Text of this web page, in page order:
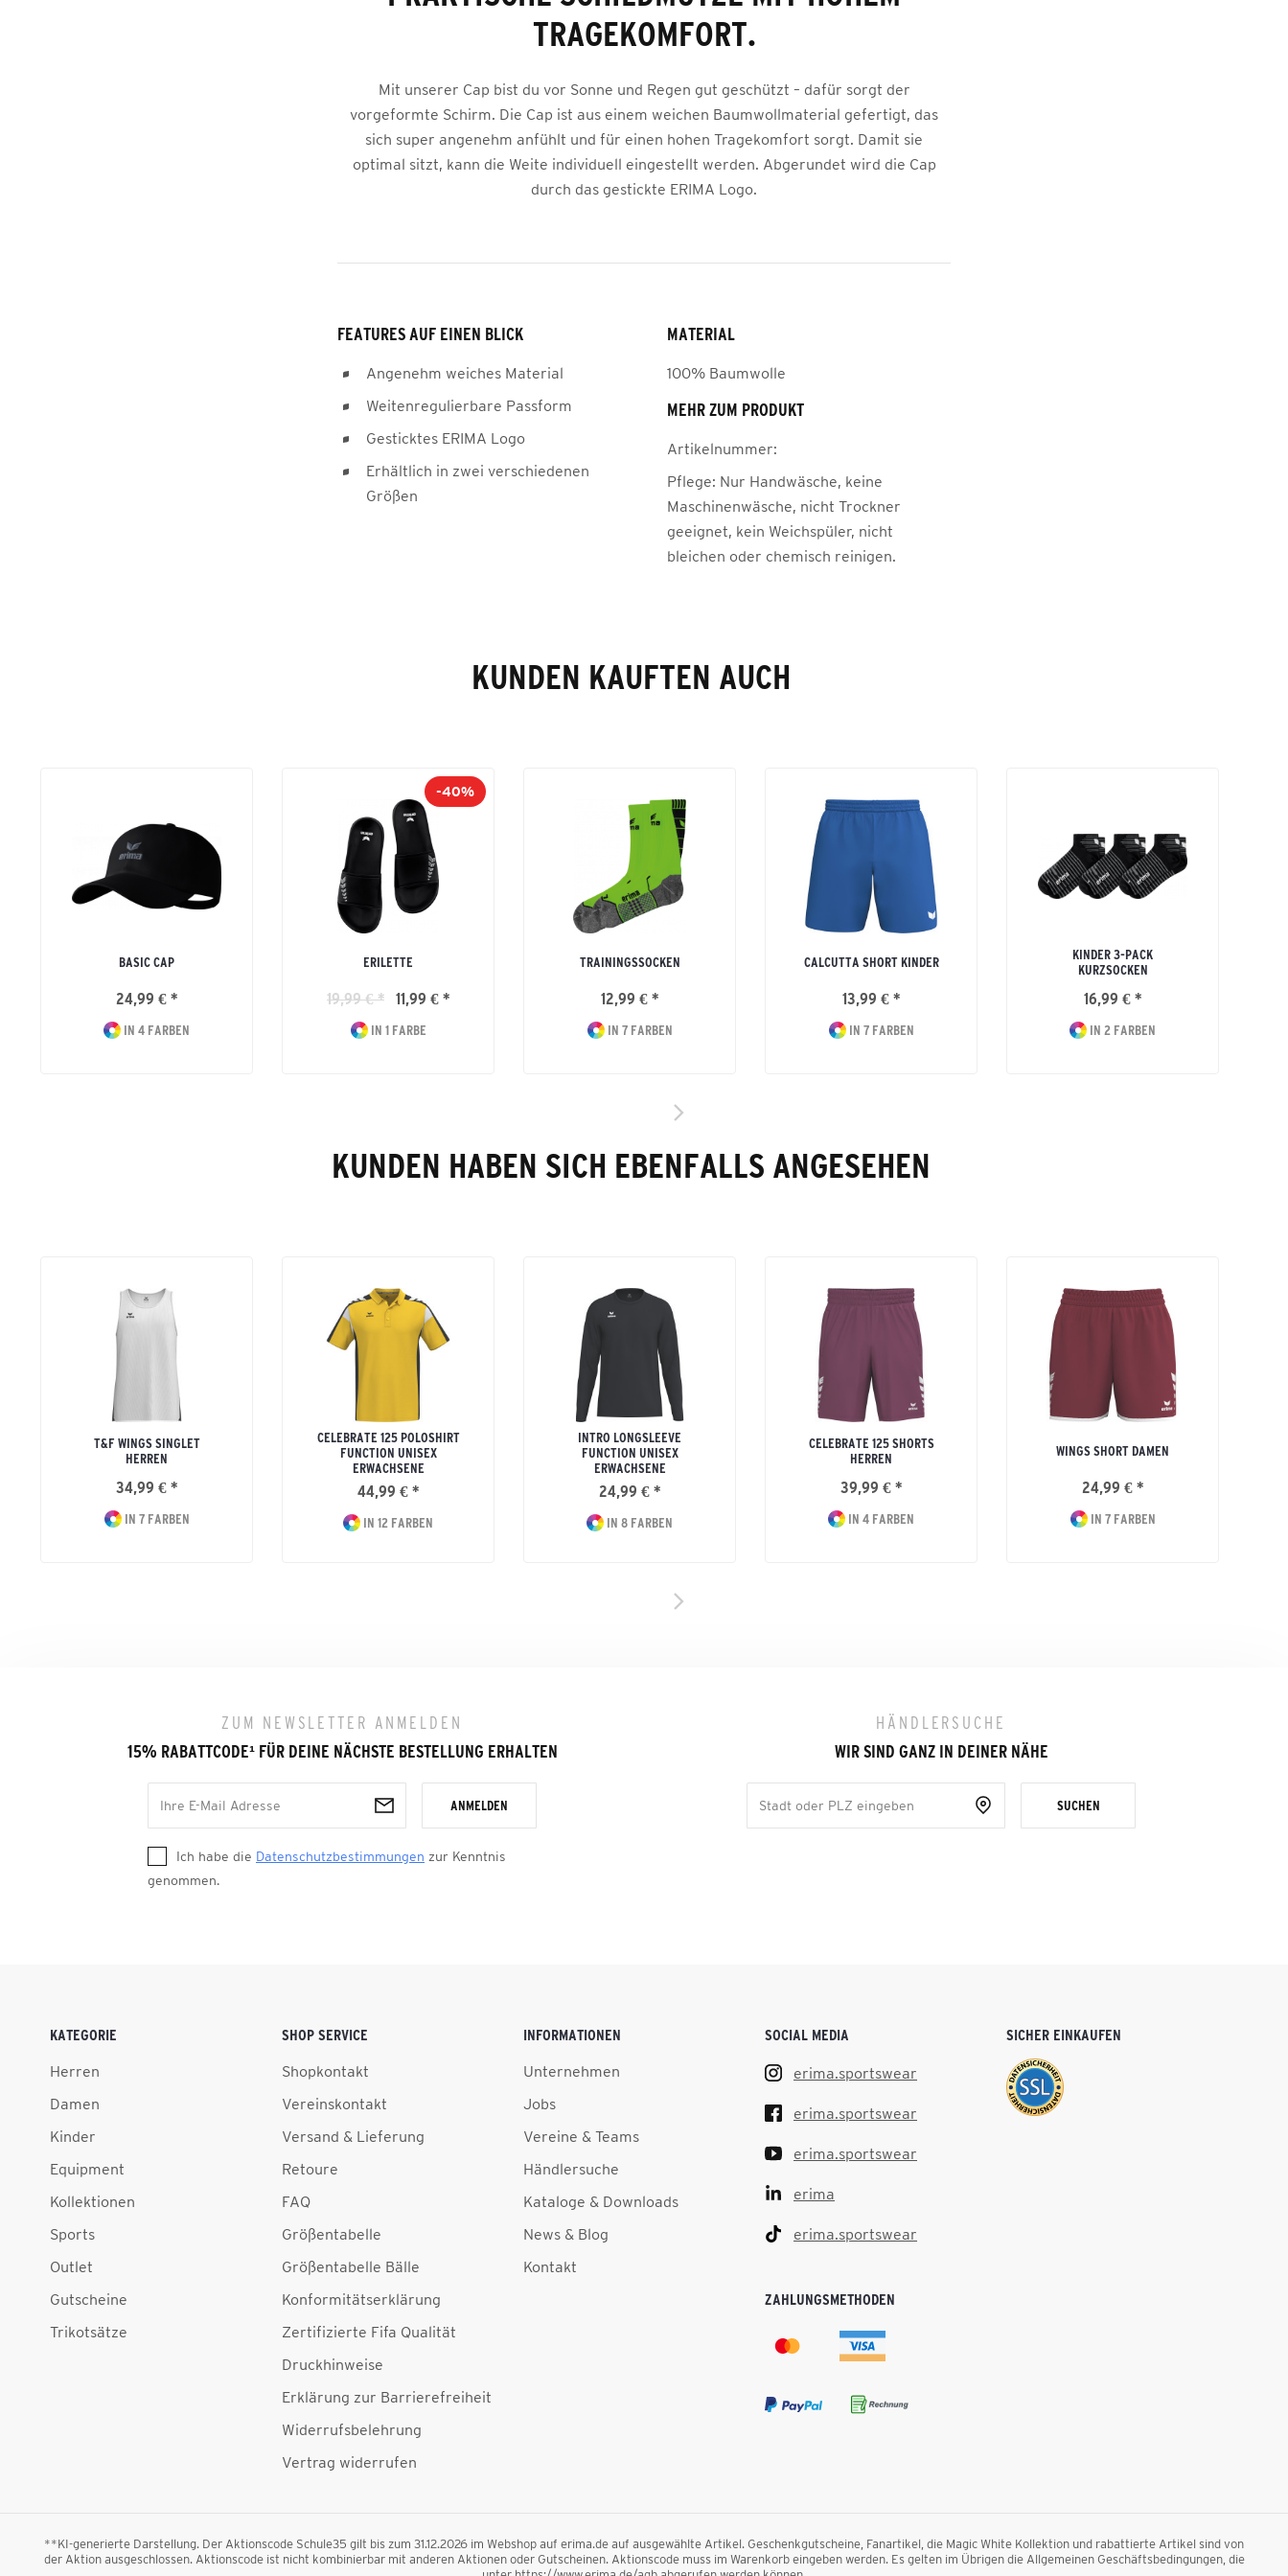
TRAGEKOMFORT.
Mit unserer Cap bist du vor Sonne und Regen gut geschützt – dafür sorgt der
vorgeformte Schirm. Die Cap ist aus einem weichen Baumwollmaterial gefertigt, das
sich super angenehm anfühlt und für einen hohen Tragekomfort sorgt. Damit sie
optimal sitzt, kann die Weite individuell eingestellt werden. Abgerundet wird die Cap
durch das gestickte ERIMA Logo.
FEATURES AUF EINEN BLICK
Angenehm weiches Material
Weitenregulierbare Passform
Gesticktes ERIMA Logo
Erhältlich in zwei verschiedenen
Größen
MATERIAL
100% Baumwolle
MEHR ZUM PRODUKT
Artikelnummer:
Pflege: Nur Handwäsche, keine
Maschinenwäsche, nicht Trockner
geeignet, kein Weichspüler, nicht
bleichen oder chemisch reinigen.
KUNDEN KAUFTEN AUCH
BASIC CAP
24,99 € *
IN 4 FARBEN
-40%
ERILETTE
19,99 € * 11,99 € *
IN 1 FARBE
TRAININGSSOCKEN
12,99 € *
IN 7 FARBEN
CALCUTTA SHORT KINDER
13,99 € *
IN 7 FARBEN
KINDER 3-PACK
KURZSOCKEN
16,99 € *
IN 2 FARBEN
KUNDEN HABEN SICH EBENFALLS ANGESEHEN
T&F WINGS SINGLET
HERREN
34,99 € *
IN 7 FARBEN
CELEBRATE 125 POLOSHIRT
FUNCTION UNISEX
ERWACHSENE
44,99 € *
IN 12 FARBEN
INTRO LONGSLEEVE
FUNCTION UNISEX
ERWACHSENE
24,99 € *
IN 8 FARBEN
CELEBRATE 125 SHORTS
HERREN
39,99 € *
IN 4 FARBEN
WINGS SHORT DAMEN
24,99 € *
IN 7 FARBEN
ZUM NEWSLETTER ANMELDEN
15% RABATTCODE¹FÜR DEINE NÄCHSTE BESTELLUNG ERHALTEN
ANMELDEN
Ich habe die Datenschutzbestimmungen zur Kenntnis
genommen.
HÄNDLERSUCHE
WIR SIND GANZ IN DEINER NÄHE
SUCHEN
KATEGORIE
Herren
Damen
Kinder
Equipment
Kollektionen
Sports
Outlet
Gutscheine
Trikotsätze
SHOP SERVICE
Shopkontakt
Vereinskontakt
Versand & Lieferung
Retoure
FAQ
Größentabelle
Größentabelle Bälle
Konformitätserklärung
Zertifizierte Fifa Qualität
Druckhinweise
Erklärung zur Barrierefreiheit
Widerrufsbelehrung
Vertrag widerrufen
INFORMATIONEN
Unternehmen
Jobs
Vereine & Teams
Händlersuche
Kataloge & Downloads
News & Blog
Kontakt
SOCIAL MEDIA
erima.sportswear
erima.sportswear
erima.sportswear
erima
erima.sportswear
ZAHLUNGSMETHODEN
SICHER EINKAUFEN
**KI-generierte Darstellung. Der Aktionscode Schule35 gilt bis zum 31.12.2026 im Webshop auf erima.de auf ausgewählte Artikel. Geschenkgutscheine, Fanartikel, die Magic White Kollektion und rabattierte Artikel sind von
der Aktion ausgeschlossen. Aktionscode ist nicht kombinierbar mit anderen Aktionen oder Gutscheinen. Aktionscode muss im Warenkorb eingeben werden. Es gelten im Übrigen die Allgemeinen Geschäftsbedingungen, die